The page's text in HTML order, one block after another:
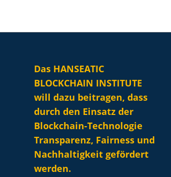
Das HANSEATIC
BLOCKCHAIN INSTITUTE
will dazu beitragen, dass
durch den Einsatz der
Blockchain-Technologie
Transparenz, Fairness und
Nachhaltigkeit gefördert
werden.